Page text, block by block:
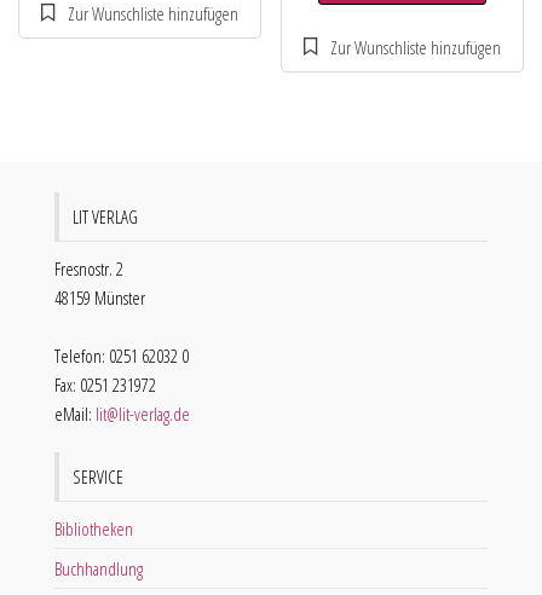
LIT VERLAG
Fresnostr. 2
48159 Münster
Telefon: 0251 62032 0
Fax: 0251 231972
eMail: lit@lit-verlag.de
SERVICE
Bibliotheken
Buchhandlung